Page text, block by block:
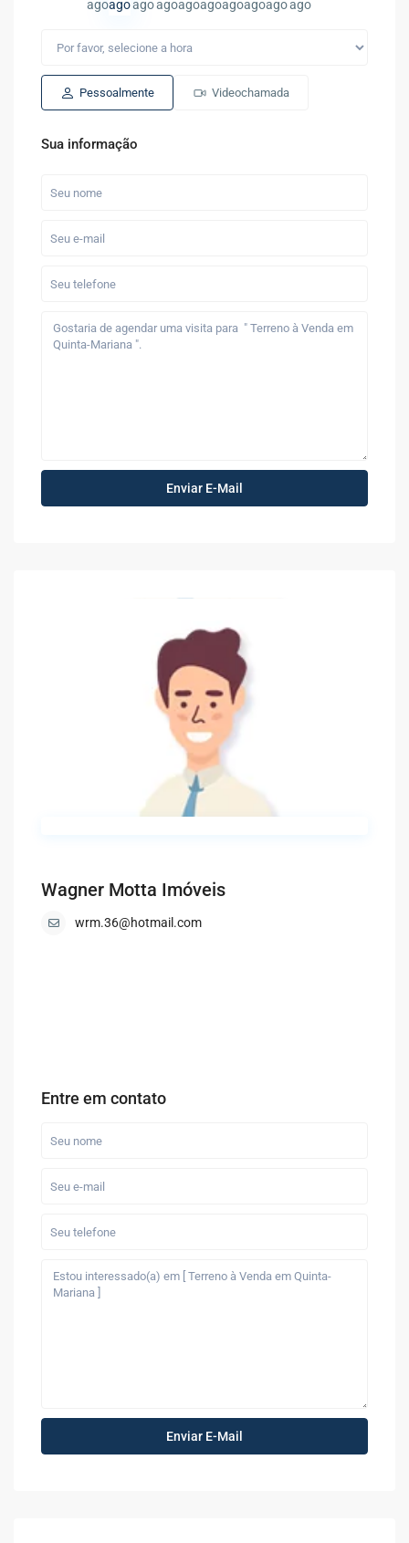
agoagoagoagoagoagoagoagoagoago
Pessoalmente Videochamada
Sua informação
Wagner Motta Imóveis
wrm.36@hotmail.com
Entre em contato